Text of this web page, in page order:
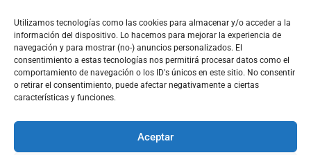
Utilizamos tecnologías como las cookies para almacenar y/o acceder a la
información del dispositivo. Lo hacemos para mejorar la experiencia de
navegación y para mostrar (no-) anuncios personalizados. El
consentimiento a estas tecnologías nos permitirá procesar datos como el
comportamiento de navegación o los ID's únicos en este sitio. No consentir
o retirar el consentimiento, puede afectar negativamente a ciertas
características y funciones.
Aceptar
®Derechos reservados de Morfosmedia Comunicaciones